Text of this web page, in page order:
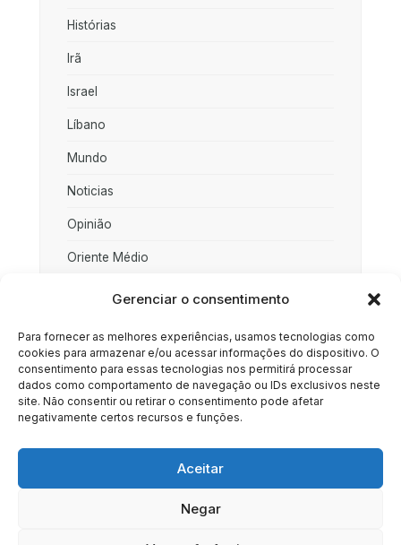
Gerenciar o consentimento
Para fornecer as melhores experiências, usamos tecnologias como
cookies para armazenar e/ou acessar informações do dispositivo. O
consentimento para essas tecnologias nos permitirá processar
dados como comportamento de navegação ou IDs exclusivos neste
site. Não consentir ou retirar o consentimento pode afetar
negativamente certos recursos e funções.
Aceitar
Negar
Histórias
Irã
Israel
Líbano
Mundo
Noticias
Opinião
Oriente Médio
Rússia
Sociedade
Uncategorized